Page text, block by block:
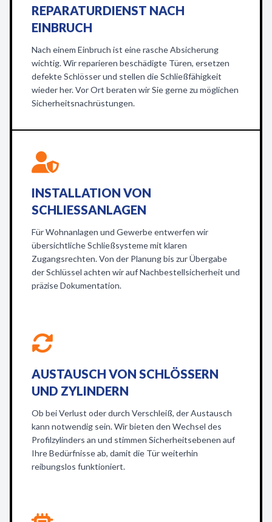
REPARATURDIENST NACH
EINBRUCH
Nach einem Einbruch ist eine rasche Absicherung
wichtig. Wir reparieren beschädigte Türen, ersetzen
defekte Schlösser und stellen die Schließfähigkeit
wieder her. Vor Ort beraten wir Sie gerne zu möglichen
Sicherheitsnachrüstungen.
INSTALLATION VON
SCHLIESSANLAGEN
Für Wohnanlagen und Gewerbe entwerfen wir
übersichtliche Schließsysteme mit klaren
Zugangsrechten. Von der Planung bis zur Übergabe
der Schlüssel achten wir auf Nachbestellsicherheit und
präzise Dokumentation.
AUSTAUSCH VON SCHLÖSSERN
UND ZYLINDERN
Ob bei Verlust oder durch Verschleiß, der Austausch
kann notwendig sein. Wir bieten den Wechsel des
Profilzylinders an und stimmen Sicherheitsebenen auf
Ihre Bedürfnisse ab, damit die Tür weiterhin
reibungslos funktioniert.